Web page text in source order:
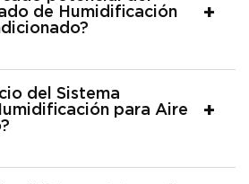
de Humidificación
del Sistema
para Aire